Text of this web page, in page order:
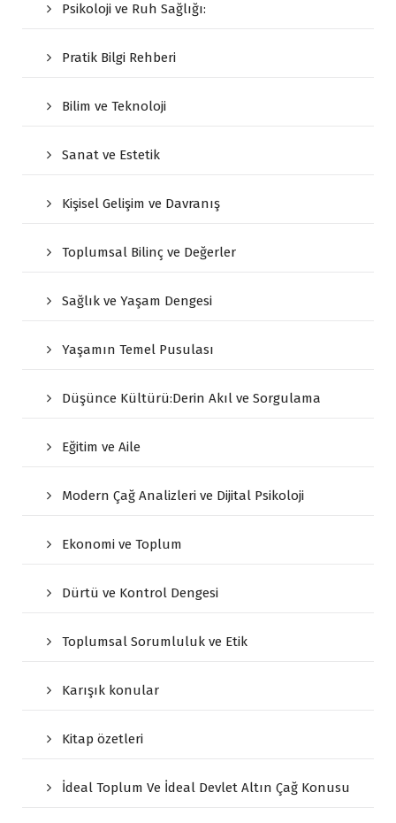
Psikoloji ve Ruh Sağlığı:
Pratik Bilgi Rehberi
Bilim ve Teknoloji
Sanat ve Estetik
Kişisel Gelişim ve Davranış
Toplumsal Bilinç ve Değerler
Sağlık ve Yaşam Dengesi
Yaşamın Temel Pusulası
Düşünce Kültürü:Derin Akıl ve Sorgulama
Eğitim ve Aile
Modern Çağ Analizleri ve Dijital Psikoloji
Ekonomi ve Toplum
Dürtü ve Kontrol Dengesi
Toplumsal Sorumluluk ve Etik
Karışık konular
Kitap özetleri
İdeal Toplum Ve İdeal Devlet Altın Çağ Konusu